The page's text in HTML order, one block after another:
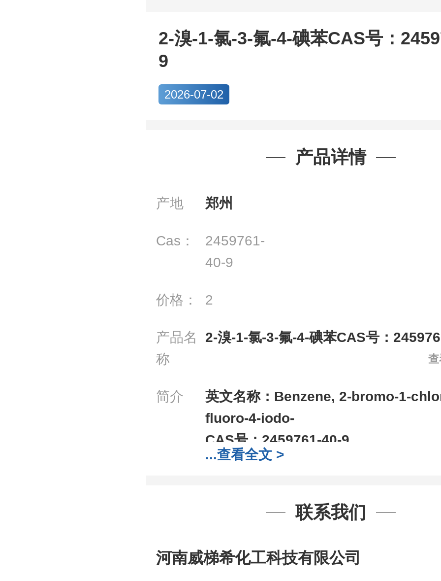
氯-3-氟-4-碘苯CAS号：...
2-溴-1-氯-3-氟-4-碘苯CAS号：
9
2026-07-02
产品详情
产地 郑州
Cas：
2459761-
40-9
价格： 2
产品名
称
2-溴-1-氯-3-氟-4-碘苯CAS号：
简介 英文名称： Benzene, 2-bromo-1-
fluoro-4-iodo-
CAS号： 2459761-40-9
分子式：C6H2BrClFl
可根据需求进行分装；高校及科研单位
QQ:3930072831
微信 :13393727064
...查看全文 >
联系我们
河南威梯希化工科技有限公司